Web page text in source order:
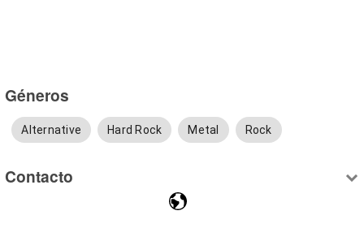
Géneros
Alternative Hard Rock Metal Rock
Contacto